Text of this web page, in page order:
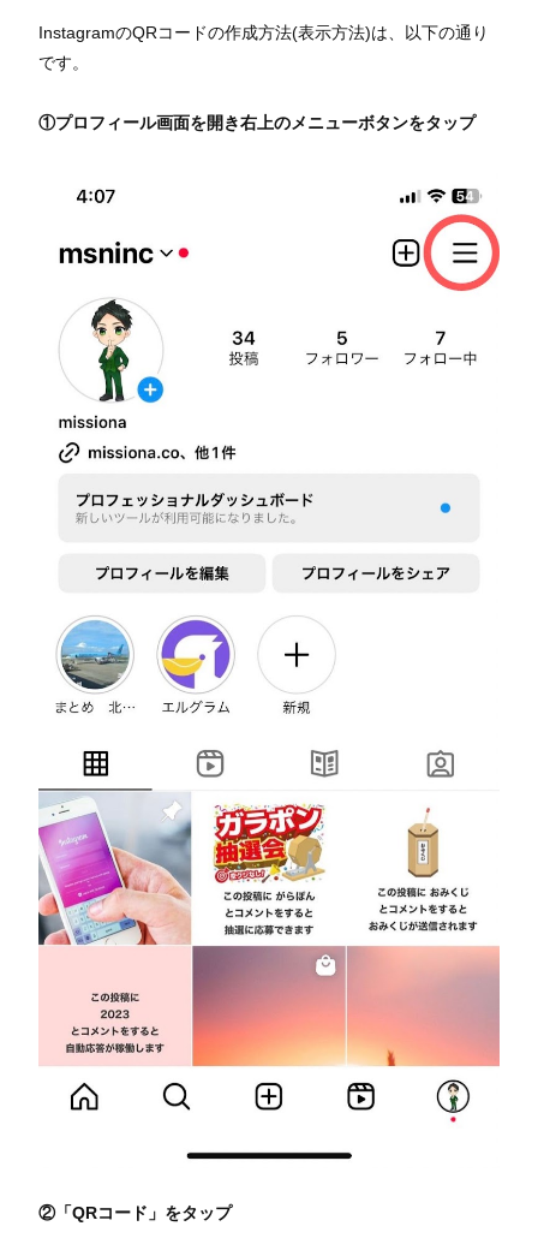
InstagramのQRコードの作成方法(表示方法)は、以下の通り
です。
①プロフィール画面を開き右上のメニューボタンをタップ
②「QRコード」をタップ